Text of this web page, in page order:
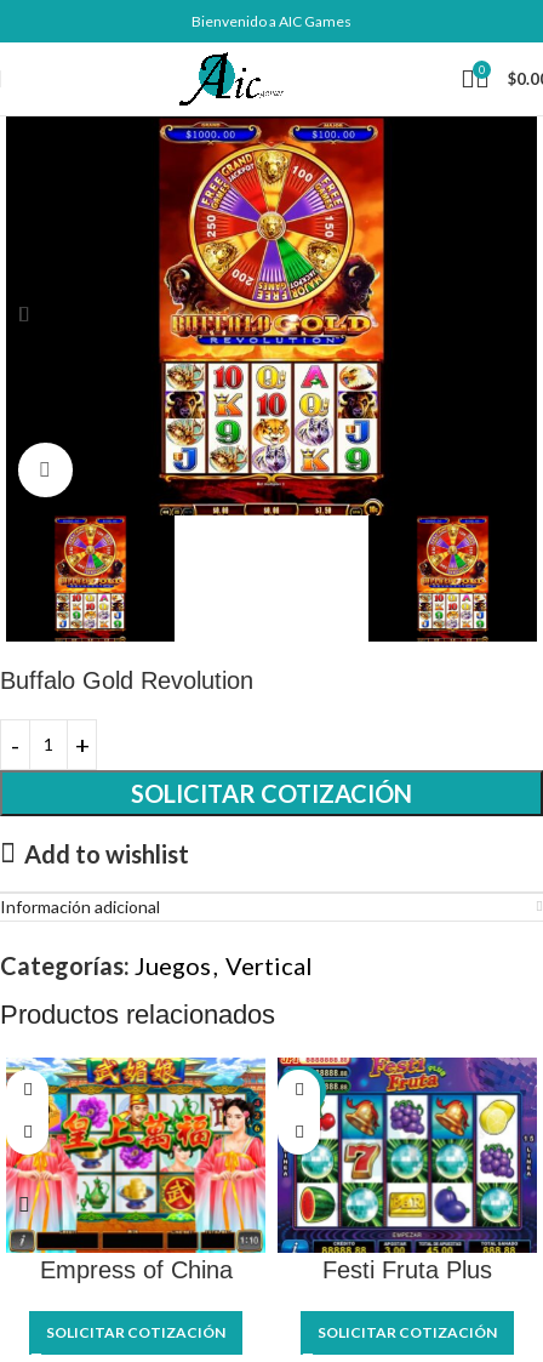
Bienvenido a AIC Games
0 $
Click to enlarge
Buffalo Gold Revolution
SOLICITAR COTIZACIÓN
Add to wishlist
Información adicional
Categorías: Juegos, Vertical
Productos relacionados
Empress of China
SOLICITAR COTIZACIÓN
Festi Fruta Plus
SOLICITAR COTIZACIÓN